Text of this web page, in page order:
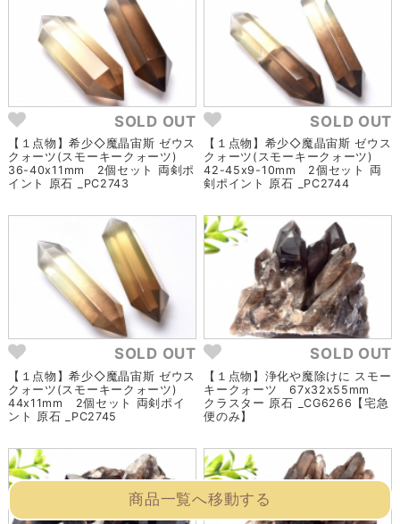
商品一覧へ移動する
SOLD OUT
【１点物】希少◇魔晶宙斯 ゼウス
クォーツ(スモーキークォーツ)
36-40x11mm 2個セット 両剣ポ
イント 原石 _PC2743
SOLD OUT
【１点物】希少◇魔晶宙斯 ゼウス
クォーツ(スモーキークォーツ)
42-45x9-10mm 2個セット 両
剣ポイント 原石 _PC2744
SOLD OUT
【１点物】希少◇魔晶宙斯 ゼウス
クォーツ(スモーキークォーツ)
44x11mm 2個セット 両剣ポイ
ント 原石 _PC2745
SOLD OUT
【１点物】浄化や魔除けに スモー
キークォーツ 67x32x55mm
クラスター 原石 _CG6266【宅急
便のみ】